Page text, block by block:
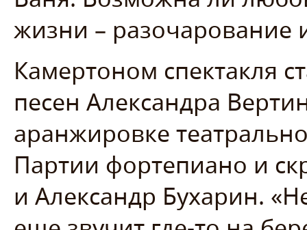
жизни – разочарование
Камертоном спектакля
песен Александра
аранжировке
Партии фортепиано и
и Александр Бухарин.